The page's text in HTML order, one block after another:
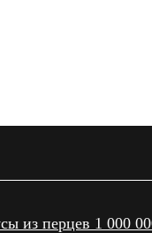
из перцев 1 000